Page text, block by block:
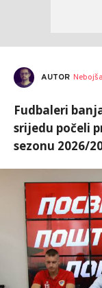
AUTOR
Fudbaleri
srijedu počeli
sezonu 2026/